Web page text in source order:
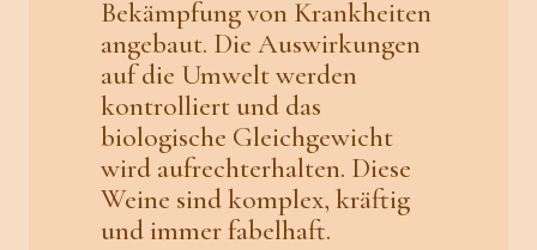
Bekämpfung von Krankheiten
angebaut. Die Auswirkungen
auf die Umwelt werden
kontrolliert und das
biologische Gleichgewicht
wird aufrechterhalten. Diese
Weine sind komplex, kräftig
und immer fabelhaft.